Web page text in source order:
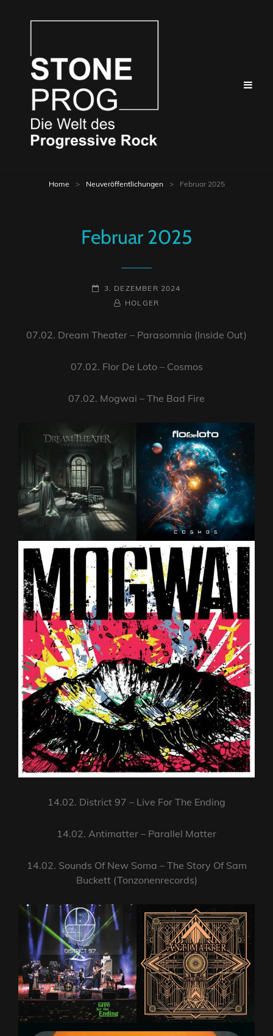
Home > Neuveröffentlichungen > Februar 2025
Februar 2025
POSTED-
3. DEZEMBER 2024
BY
BYLINEHOLGER
07.02. Dream Theater – Parasomnia (Inside Out)
07.02. Flor De Loto – Cosmos
07.02. Mogwai – The Bad Fire
14.02. District 97 – Live For The Ending
14.02. Antimatter – Parallel Matter
14.02. Sounds Of New Soma – The Story Of Sam
Buckett (Tonzonenrecords)